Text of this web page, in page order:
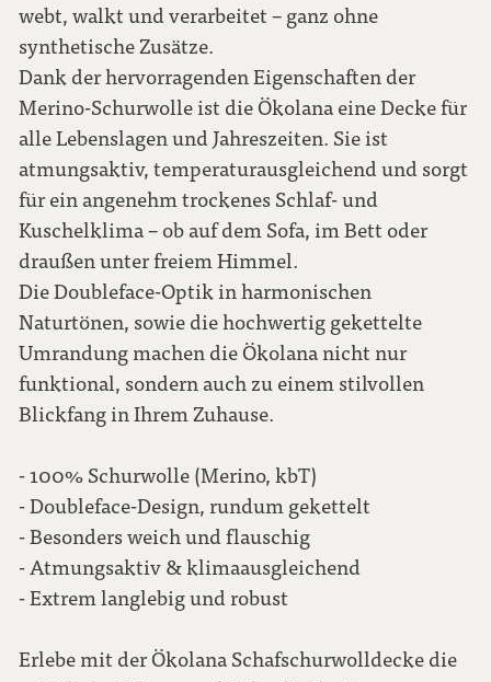
webt, walkt und verarbeitet – ganz ohne
synthetische Zusätze.
Dank der hervorragenden Eigenschaften der
Merino-Schurwolle ist die Ökolana eine Decke für
alle Lebenslagen und Jahreszeiten. Sie ist
atmungsaktiv, temperaturausgleichend und sorgt
für ein angenehm trockenes Schlaf- und
Kuschelklima – ob auf dem Sofa, im Bett oder
draußen unter freiem Himmel.
Die Doubleface-Optik in harmonischen
Naturtönen, sowie die hochwertig gekettelte
Umrandung machen die Ökolana nicht nur
funktional, sondern auch zu einem stilvollen
Blickfang in Ihrem Zuhause.
- 100% Schurwolle (Merino, kbT)
- Doubleface-Design, rundum gekettelt
- Besonders weich und flauschig
- Atmungsaktiv & klimaausgleichend
- Extrem langlebig und robust
Erlebe mit der Ökolana Schafschurwolldecke die